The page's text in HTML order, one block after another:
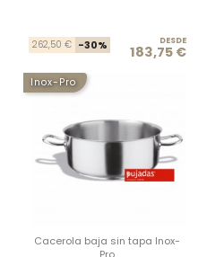
base
262,50 € -30% DESDE
183,75 €
Inox-Pro
Cacerola baja sin tapa Inox-
Pro